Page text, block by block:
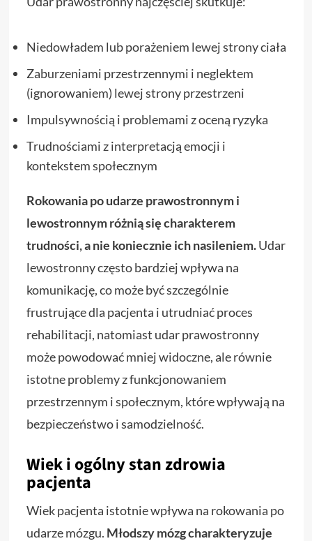
Niedowładem lub porażeniem lewej strony ciała
Zaburzeniami przestrzennymi i neglektem
(ignorowaniem) lewej strony przestrzeni
Impulsywnością i problemami z oceną ryzyka
Trudnościami z interpretacją emocji i
kontekstem społecznym
Rokowania po udarze prawostronnym i
lewostronnym różnią się charakterem
trudności, a nie koniecznie ich nasileniem.Udar
lewostronny często bardziej wpływa na
komunikację, co może być szczególnie
frustrujące dla pacjenta i utrudniać proces
rehabilitacji, natomiast udar prawostronny
może powodować mniej widoczne, ale równie
istotne problemy z funkcjonowaniem
przestrzennym i społecznym, które wpływają na
bezpieczeństwo i samodzielność.
Wiek i ogólny stan zdrowia
pacjenta
Wiek pacjenta istotnie wpływa na rokowania po
udarze mózgu. Młodszy mózg charakteryzuje